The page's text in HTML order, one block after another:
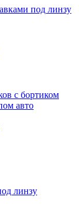
под линзу
с бортиком
авто
линзу